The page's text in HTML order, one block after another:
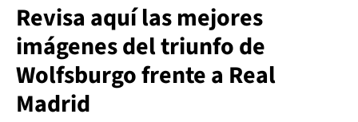
Revisa aquí las mejores
imágenes del triunfo de
Wolfsburgo frente a Real
Madrid